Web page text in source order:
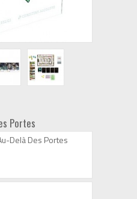
Portes
Delà Des Portes